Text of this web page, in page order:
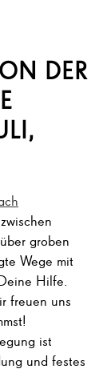
DER
groben
Wege mit
Hilfe.
freuen uns
ist
und festes